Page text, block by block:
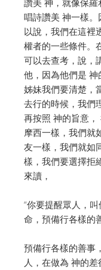
讚美 神，就像保
唱詩讚美 神一樣
以說，我們在這裡
權者的一些條件。
可以去查考，說，
他，因為他們是
姊妹我們要清楚，
去行的時候，我們
再按照 神的旨意
摩西一樣，我們就
友一樣，我們就如
樣，我們要選擇拒
來讀，
“你要提醒眾人，
命，預備行各樣的
預備行各樣的善事
人，在做為 神的